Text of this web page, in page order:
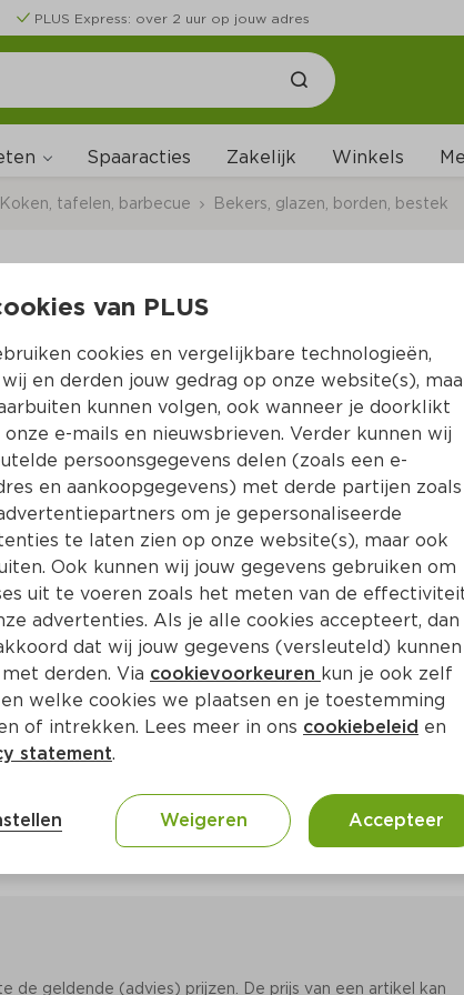
PLUS Express: over 2 uur op jouw adres
Spaaracties Zakelijk Winkels
Koken, tafelen, barbecue Bekers, glazen, borden, bestek
Morenso Kommetje
Per Stuk 1 st
4.99
Toevoegen
de geldende (advies) prijzen. De prijs van een artikel kan
van PLUS
cookies en vergelijkbare technologieën,
en derden jouw gedrag op onze website(s),
kunnen volgen, ook wanneer je doorklikt
onze e-mails en nieuwsbrieven. Verder kunnen wij
persoonsgegevens delen (zoals een e-
en aankoopgegevens) met derde partijen zoals
om je gepersonaliseerde
te laten zien op onze website(s), maar ook
Ook kunnen wij jouw gegevens gebruiken om
uit te voeren zoals het meten van de
advertenties. Als je alle cookies accepteert, dan
dat wij jouw gegevens (versleuteld) kunnen
derden. Via cookievoorkeuren kun je ook zelf
welke cookies we plaatsen en je toestemming
of intrekken. Lees meer in ons cookiebeleid en
statement.
Weigeren Accepteer